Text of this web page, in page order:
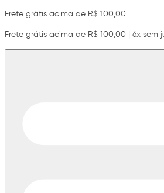
Frete grátis acima de R$ 100,00
Frete grátis acima de R$ 100,00 | 6x sem